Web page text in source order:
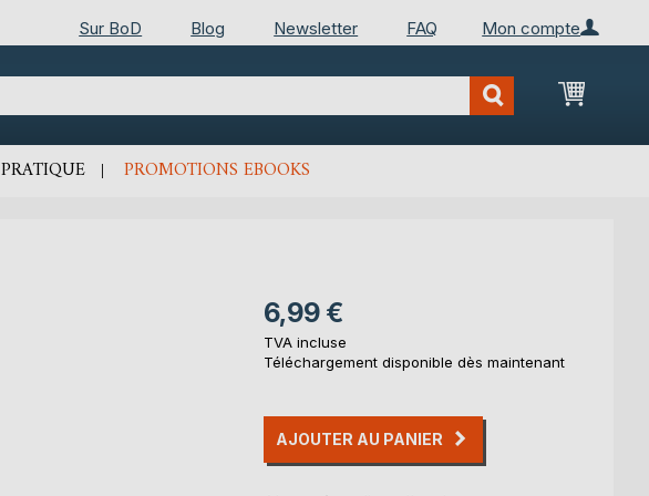
Mon compte
Sur BoD Blog Newsletter FAQ
Mon
PRATIQUE PROMOTIONS EBOOKS
6,99 €
TVA incluse
Téléchargement disponible dès maintenant
AJOUTER AU PANIER